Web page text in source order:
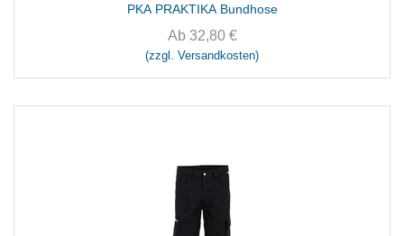
PKA PRAKTIKA Bundhose
Ab 32,80€
(zzgl. Versandkosten)